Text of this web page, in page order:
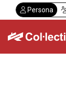
al
contingut
Persona